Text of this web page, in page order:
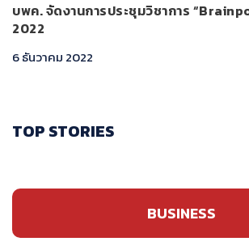
บพค. จัดงานการประชุมวิชาการ
2022
6 ธันวาคม 2022
TOP STORIES
BUSINESS